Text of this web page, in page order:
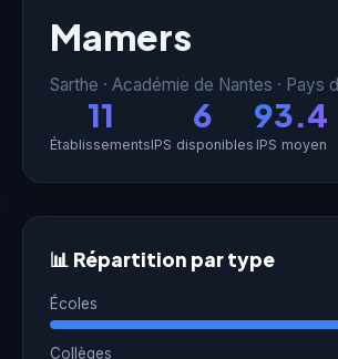
Mamers
Sarthe · Académie de Nantes · Pays
11
Établissements
6
IPS disponibles
93.4
IPS moyen
📊 Répartition par type
Écoles
Collèges